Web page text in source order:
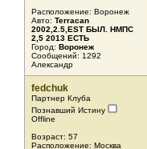
Расположение: Воронеж
Авто: Terracan
2002,2.5,EST БЫЛ. НМПС
2,5 2013 ЕСТЬ
Город: Воронеж
Сообщений: 1292
Александр
fedchuk
Партнер Клуба
Познавший Истину
Offline
Возраст: 57
Расположение: Москва